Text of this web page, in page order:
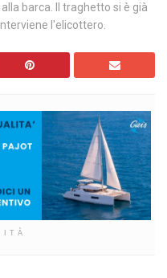
barca. Il traghetto si è già
l'elicottero.